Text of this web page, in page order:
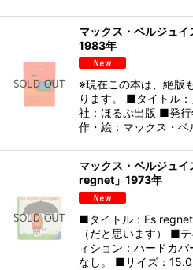
マックス・ベルジュイ
1983年
※現在この本は、絶版
ります。 ■タイトル
社：ほるぷ出版 ■発
作・絵：マックス・
マックス・ベルジュ
regnet」1973年
■タイトル：Es
（だと思います） ■
ィション：ハードカ
なし。 ■サイズ：